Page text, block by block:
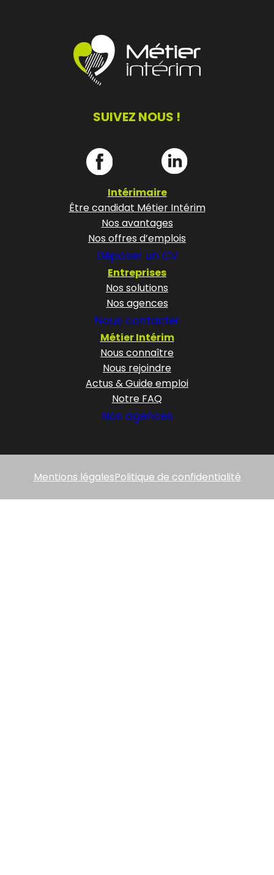
SUIVEZ NOUS !
Intérimaire
Être candidat Métier Intérim
Nos avantages
Nos offres d’emplois
Déposer un CV
Entreprises
Nos solutions
Nos agences
Nous contacter
Métier Intérim
Nous connaître
Nous rejoindre
Actus & Guide emploi
Notre FAQ
Nos agences
Mentions légalesPolitique de confidentialité